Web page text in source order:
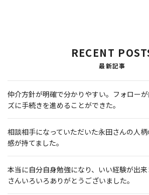
RECENT
最新記事
仲介方針が明確で分かりやすい。フォロー
ズに手続きを進めることができた。
相談相手になっていただいた永田さんの人
感が持てました。
本当に自分自身勉強になり、いい経験が出
さんいろいろありがとうございました。